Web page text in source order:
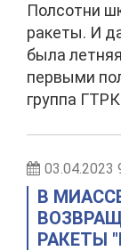
Полсотни
ракеты. И
была
первыми
группа
03.04.2023
В
РАКЕТЫ